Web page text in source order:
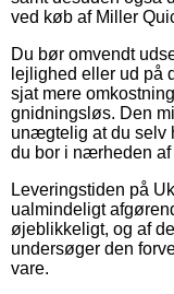
ved køb af Miller
Du bør omvendt
lejlighed eller ud på
sjat mere
gnidningsløs. Den
unægtelig at du selv
du bor i nærheden
Leveringstiden på
ualmindeligt
øjeblikkeligt, og af
undersøger den
vare.